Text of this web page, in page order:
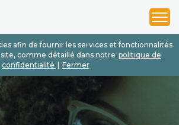
afin de fournir les services et fonctionnalités
comme détaillé dans notre politique de
confidentialité
Fermer
1
2
3